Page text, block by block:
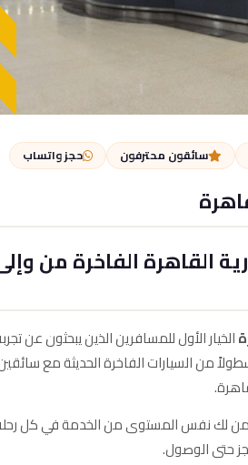
سائقون محترفون حجز واتساب
القاهرة الفاخرة من
الخيار الأول للمسافرين الذين يبحثون عن
من السيارات الفاخرة الحديثة مع
لك نفس المستوى من الخدمة في كل
حتى الوصول.